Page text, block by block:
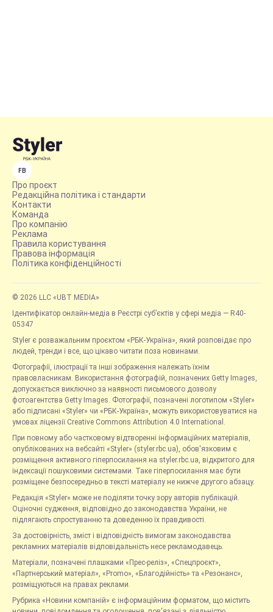
FB
Про проєкт
Редакційна політика і стандарти
Контакти
Команда
Про компанію
Реклама
Правила користування
Правова інформація
Політика конфіденційності
© 2026 LLC «UBT MEDIA»
Ідентифікатор онлайн-медіа в Реєстрі суб’єктів у сфері медіа — R40-
05347
Styler є розважальним проєктом «РБК-Україна», який розповідає про
людей, тренди і все, що цікаво читати поза новинами.
Фотографії, ілюстрації та інші зображення належать їхнім
правовласникам. Використання фотографій, позначених Getty Images,
допускається виключно за наявності письмового дозволу
фотоагентства Getty Images. Фотографії, позначені логотипом «Styler»
або підписані «Styler» чи «РБК-Україна», можуть використовуватися на
умовах ліцензії Creative Commons Attribution 4.0 International.
При повному або частковому відтворенні інформаційних матеріалів,
опублікованих на вебсайті «Styler» (styler.rbc.ua), обов'язковим є
розміщення активного гіперпосилання на styler.rbc.ua, відкритого для
індексації пошуковими системами. Таке гіперпосилання має бути
розміщене безпосередньо в тексті матеріалу не нижче другого абзацу.
Редакція «Styler» може не поділяти точку зору авторів публікацій.
Оціночні судження, відповідно до законодавства України, не
підлягають спростуванню та доведенню їх правдивості.
За достовірність, зміст і відповідність вимогам законодавства
рекламних матеріалів відповідальність несе рекламодавець.
Матеріали, позначені плашками «Прес-реліз», «Спецпроєкт»,
«Партнерський матеріал», «Promo», «Благодійність» та «Резонанс»,
розміщуються на правах реклами.
Рубрика «Новини компаній» є інформаційним форматом, що містить